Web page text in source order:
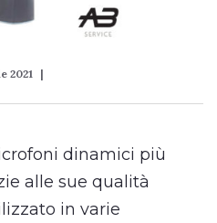
2021
dinamici più
alle sue qualità
in varie